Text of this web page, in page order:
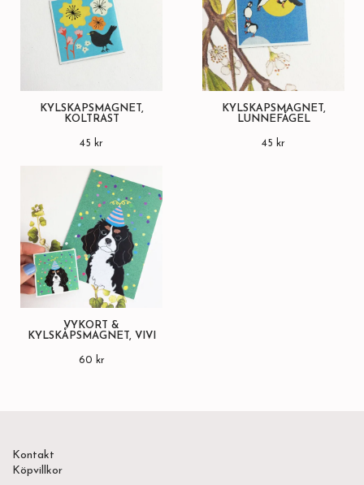
KYLSKÅPSMAGNET,
KOLTRAST
45 kr
KYLSKÅPSMAGNET,
LUNNEFÅGEL
45 kr
VYKORT &
KYLSKÅPSMAGNET, VIVI
60 kr
Kontakt
Köpvillkor